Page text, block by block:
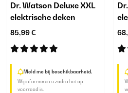
Dr. Watson Deluxe XXL
elektrische deken
85,99 €
Meld me bij beschikbaarheid.
Wij informeren u zodra het op
voorraad is.